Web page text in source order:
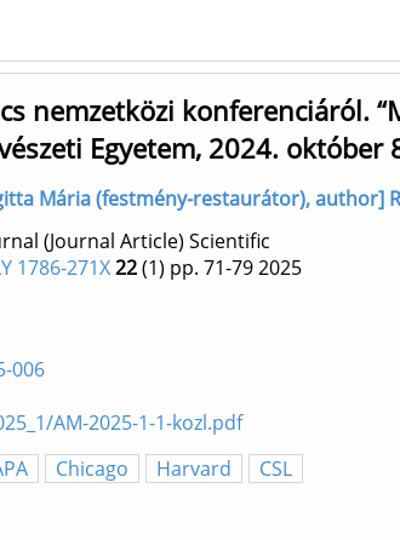
nemzetközi konferenciáról.
Egyetem, 2024. október
Mária (festmény-restaurátor), author]
(Journal Article) Scientific
1786-271X22(1) pp. 71-792025
006
AM-2025-1-1-kozl.pdf
Chicago Harvard CSL